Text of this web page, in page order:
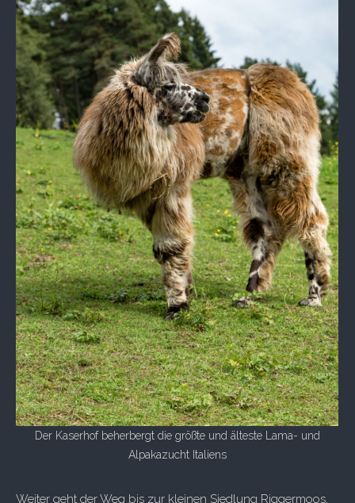
Der Kaserhof beherbergt die größte und älteste Lama- und
Alpakazucht Italiens
Weiter geht der Weg bis zur kleinen Siedlung Riggermoos,